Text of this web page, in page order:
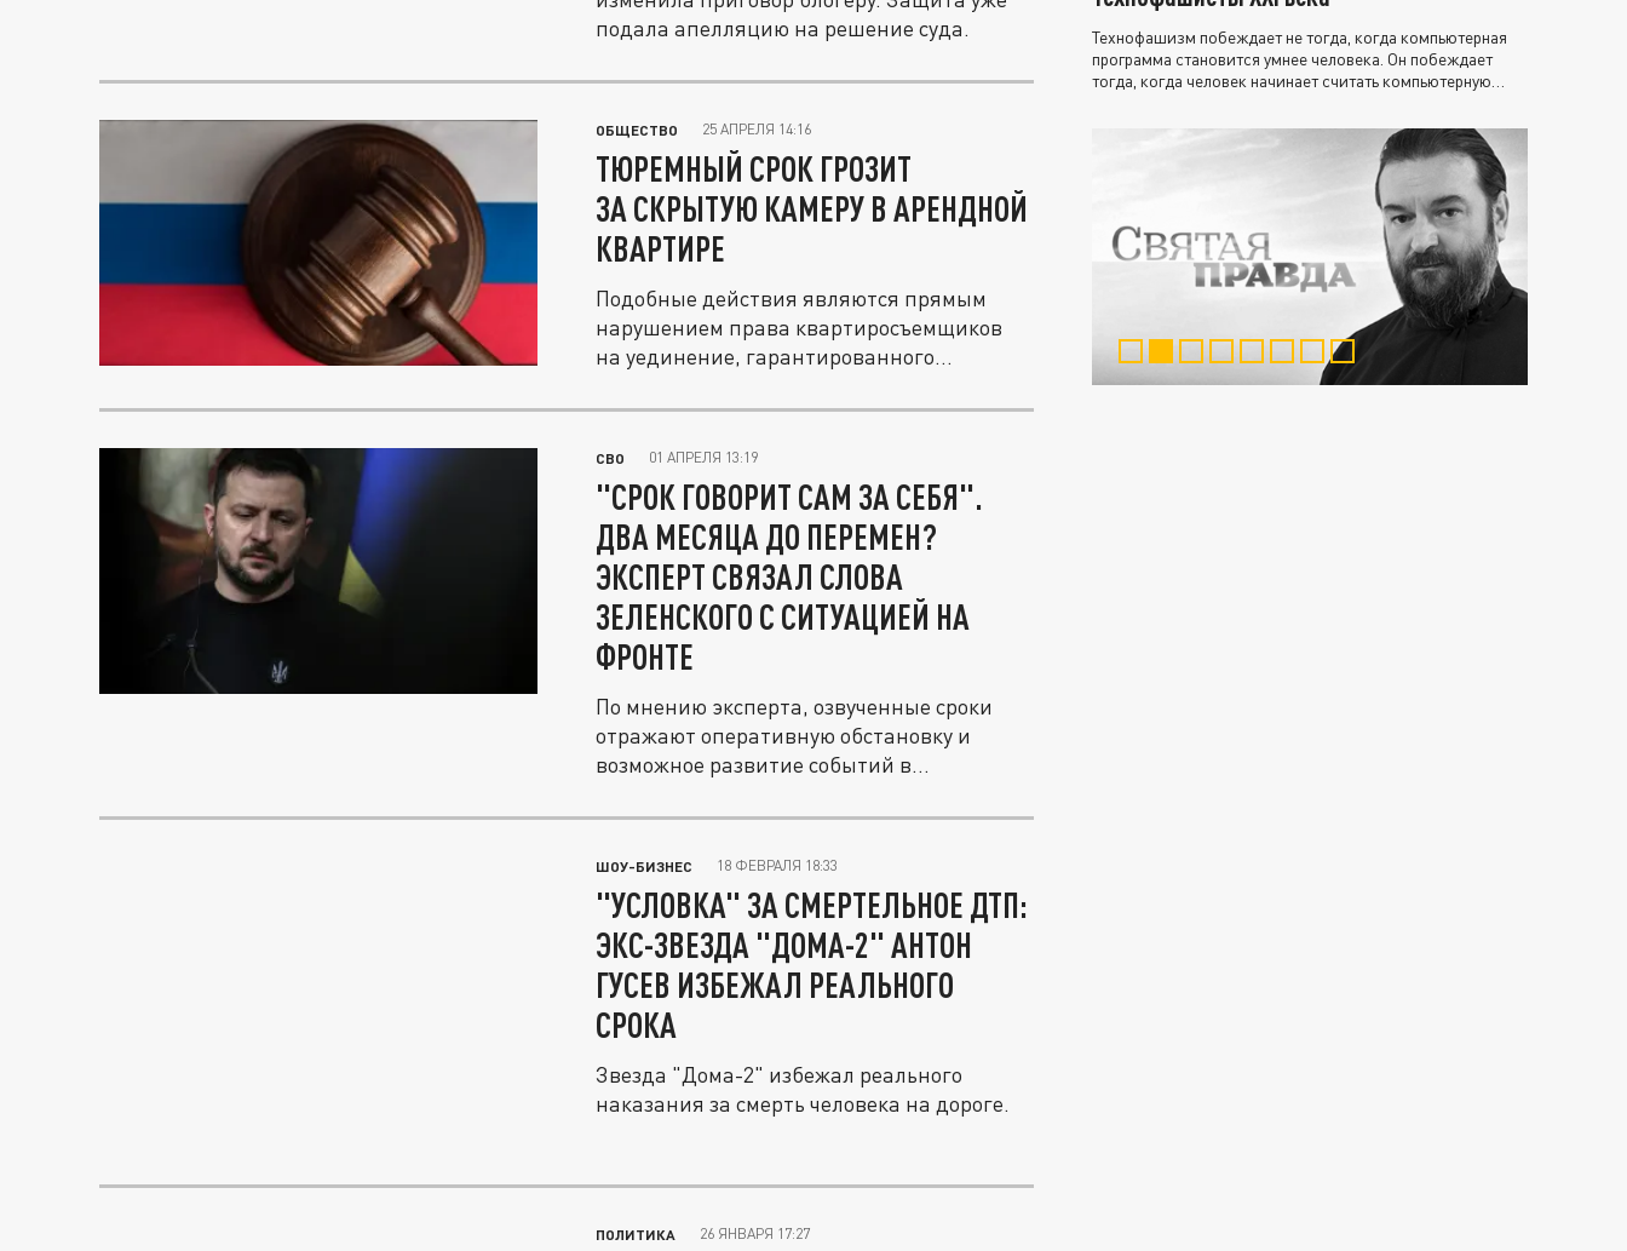
подала апелляцию на решение суда.
ОБЩЕСТВО 25 АПРЕЛЯ 14:16
ТЮРЕМНЫЙ СРОК ГРОЗИТ
ЗА СКРЫТУЮ КАМЕРУ В АРЕНДНОЙ
КВАРТИРЕ
Подобные действия являются прямым
нарушением права квартиросъемщиков
на уединение, гарантированного...
СВО 01 АПРЕЛЯ 13:19
"СРОК ГОВОРИТ САМ ЗА СЕБЯ".
ДВА МЕСЯЦА ДО ПЕРЕМЕН?
ЭКСПЕРТ СВЯЗАЛ СЛОВА
ЗЕЛЕНСКОГО С СИТУАЦИЕЙ НА
ФРОНТЕ
По мнению эксперта, озвученные сроки
отражают оперативную обстановку и
возможное развитие событий в
ШОУ-БИЗНЕС 18 ФЕВРАЛЯ 18:33
"УСЛОВКА" ЗА СМЕРТЕЛЬНОЕ ДТП:
ЭКС-ЗВЕЗДА "ДОМА-2" АНТОН
ГУСЕВ ИЗБЕЖАЛ РЕАЛЬНОГО
СРОКА
Звезда "Дома-2" избежал реального
наказания за смерть человека на дороге.
ПОЛИТИКА 26 ЯНВАРЯ 17:27
Технофашизм побеждает не тогда, когда компьютерная
программа становится умнее человека. Он побеждает
тогда, когда человек начинает считать компьютерную